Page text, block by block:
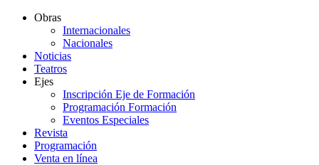
Obras
Internacionales
Nacionales
Noticias
Teatros
Ejes
Inscripción Eje de Formación
Programación Formación
Eventos Especiales
Revista
Programación
Venta en línea